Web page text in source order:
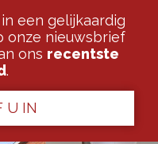
een gelijkaardig
onze nieuwsbrief
ons recentste
.
U IN